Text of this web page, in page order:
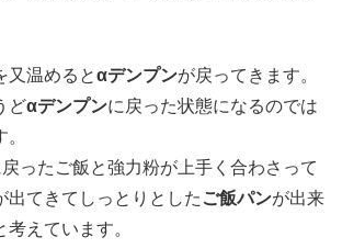
又温めるとαデンプンが戻ってきます。
どαデンプンに戻った状態になるのでは
戻ったご飯と強力粉が上手く合わさって
出てきてしっとりとした ご飯パンが出来
考えています。